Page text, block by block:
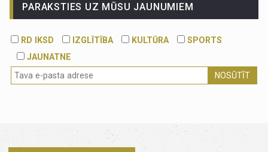
PARAKSTIES UZ MŪSU JAUNUMIEM
RD IKSD IZGLĪTĪBA KULTŪRA
SPORTS
JAUNATNE
NOSŪTĪT